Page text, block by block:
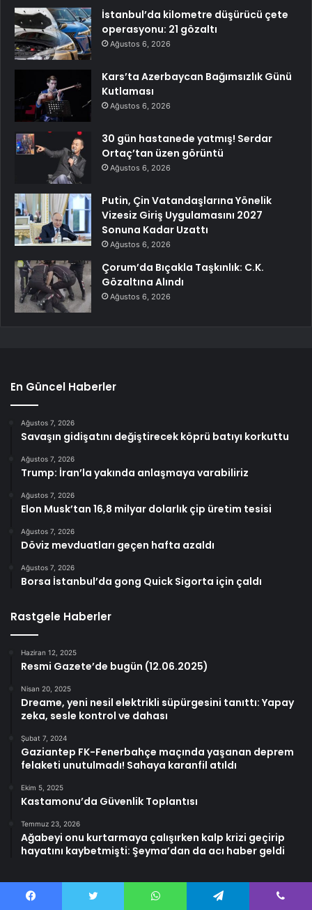
İstanbul’da kilometre düşürücü çete
operasyonu: 21 gözaltı
Ağustos 6, 2026
Kars’ta Azerbaycan Bağımsızlık Günü
Kutlaması
Ağustos 6, 2026
30 gün hastanede yatmış! Serdar
Ortaç’tan üzen görüntü
Ağustos 6, 2026
Putin, Çin Vatandaşlarına Yönelik
Vizesiz Giriş Uygulamasını 2027
Sonuna Kadar Uzattı
Ağustos 6, 2026
Çorum’da Bıçakla Taşkınlık: C.K.
Gözaltına Alındı
Ağustos 6, 2026
En Güncel Haberler
Ağustos 7, 2026
Savaşın gidişatını değiştirecek köprü batıyı korkuttu
Ağustos 7, 2026
Trump: İran’la yakında anlaşmaya varabiliriz
Ağustos 7, 2026
Elon Musk’tan 16,8 milyar dolarlık çip üretim tesisi
Ağustos 7, 2026
Döviz mevduatları geçen hafta azaldı
Ağustos 7, 2026
Borsa İstanbul’da gong Quick Sigorta için çaldı
Rastgele Haberler
Haziran 12, 2025
Resmi Gazete’de bugün (12.06.2025)
Nisan 20, 2025
Dreame, yeni nesil elektrikli süpürgesini tanıttı: Yapay
zeka, sesle kontrol ve dahası
Şubat 7, 2024
Gaziantep FK-Fenerbahçe maçında yaşanan deprem
felaketi unutulmadı! Sahaya karanfil atıldı
Ekim 5, 2025
Kastamonu’da Güvenlik Toplantısı
Temmuz 23, 2026
Ağabeyi onu kurtarmaya çalışırken kalp krizi geçirip
hayatını kaybetmişti: Şeyma’dan da acı haber geldi